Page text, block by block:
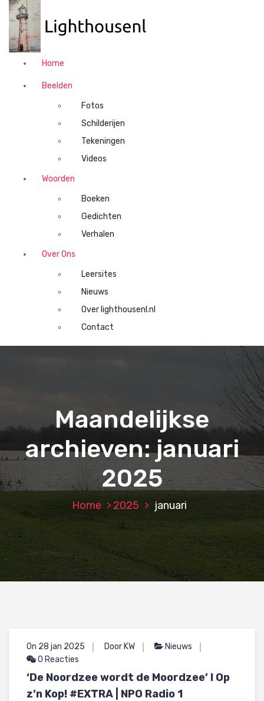
Home
Beelden
Fotos
Schilderijen
Tekeningen
Videos
Woorden
Boeken
Gedichten
Verhalen
Over Ons
Leersites
Nieuws
Over lighthousenl.nl
Contact
Maandelijkse
archieven: januari
2025
Home 2025 januari
On 28 jan 2025 Door KW
Nieuws
0 Reacties
‘De Noordzee wordt de Moordzee’ l Op
z’n Kop! #EXTRA | NPO Radio 1